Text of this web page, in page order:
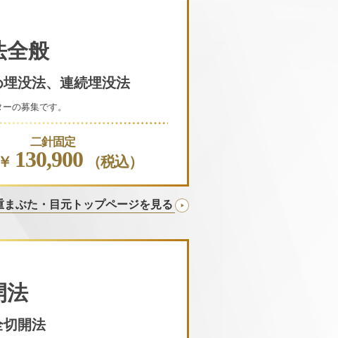
全般
没法、連続埋没法
の募集です。
二針固定
￥ 130,900 （税込）
まぶた・目元トップページを見る
法
切開法